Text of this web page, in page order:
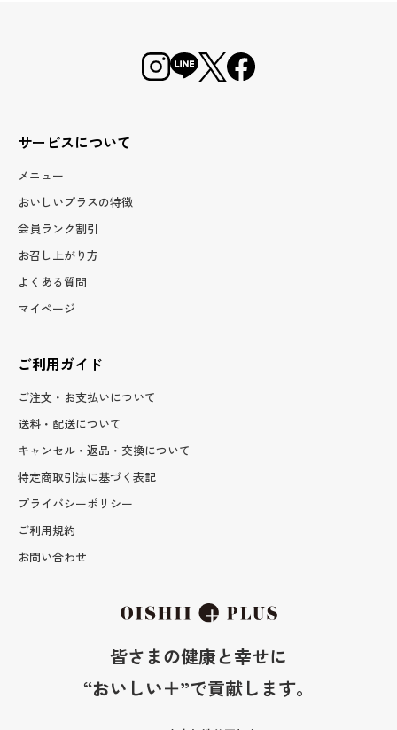
皆さまの健康と幸せに
“おいしい＋”で貢献します。
サービスについて
メニュー
おいしいプラスの特徴
会員ランク割引
お召し上がり方
よくある質問
マイページ
ご利用ガイド
ご注文・お支払いについて
送料・配送について
キャンセル・返品・交換について
特定商取引法に基づく表記
プライバシーポリシー
ご利用規約
お問い合わせ